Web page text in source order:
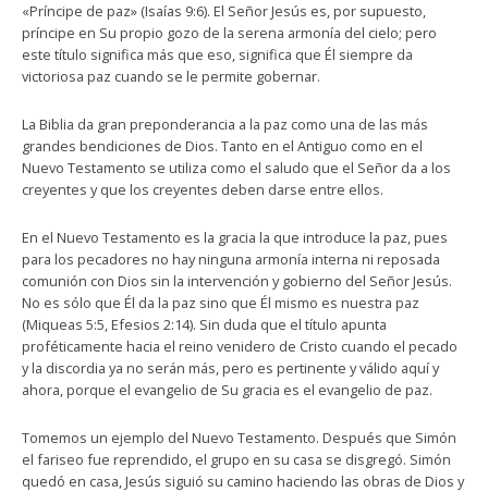
«Príncipe de paz» (Isaías 9:6). El Señor Jesús es, por supuesto,
príncipe en Su propio gozo de la serena armonía del cielo; pero
este título significa más que eso, significa que Él siempre da
victoriosa paz cuando se le permite gobernar.
La Biblia da gran preponderancia a la paz como una de las más
grandes bendiciones de Dios. Tanto en el Antiguo como en el
Nuevo Testamento se utiliza como el saludo que el Señor da a los
creyentes y que los creyentes deben darse entre ellos.
En el Nuevo Testamento es la gracia la que introduce la paz, pues
para los pecadores no hay ninguna armonía interna ni reposada
comunión con Dios sin la intervención y gobierno del Señor Jesús.
No es sólo que Él da la paz sino que Él mismo es nuestra paz
(Miqueas 5:5, Efesios 2:14). Sin duda que el título apunta
proféticamente hacia el reino venidero de Cristo cuando el pecado
y la discordia ya no serán más, pero es pertinente y válido aquí y
ahora, porque el evangelio de Su gracia es el evangelio de paz.
Tomemos un ejemplo del Nuevo Testamento. Después que Simón
el fariseo fue reprendido, el grupo en su casa se disgregó. Simón
quedó en casa, Jesús siguió su camino haciendo las obras de Dios y